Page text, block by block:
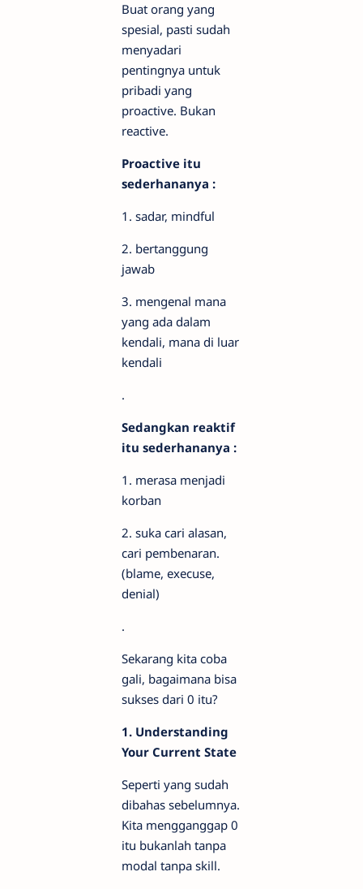
Buat orang yang
spesial, pasti sudah
menyadari
pentingnya untuk
pribadi yang
proactive. Bukan
reactive.
Proactive itu
sederhananya :
1. sadar, mindful
2. bertanggung
jawab
3. mengenal mana
yang ada dalam
kendali, mana di luar
kendali
.
Sedangkan reaktif
itu sederhananya :
1. merasa menjadi
korban
2. suka cari alasan,
cari pembenaran.
(blame, execuse,
denial)
.
Sekarang kita coba
gali, bagaimana bisa
sukses dari 0 itu?
1. Understanding
Your Current State
Seperti yang sudah
dibahas sebelumnya.
Kita mengganggap 0
itu bukanlah tanpa
modal tanpa skill.